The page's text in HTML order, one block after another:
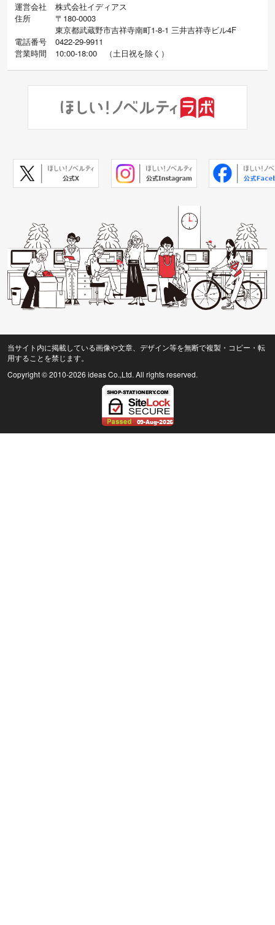
運営会社
株式会社イディアス
住所
〒180-0003
東京都武蔵野市吉祥寺南町1-8-1 三井吉祥寺ビル4F
電話番号
0422-29-9911
営業時間
10:00-18:00 （土日祝を除く）
当サイト内に掲載している画像や文章、デザイン等を無断で複製・コピー・転
用することを禁じます。
Copyright © 2010-2026 ideas Co.,Ltd. All rights reserved.